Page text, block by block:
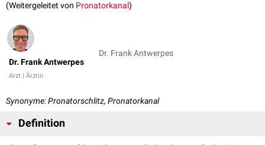
(Weitergeleitet von Pronatorkanal)
Dr. Frank Antwerpes
Arzt | Ärztin
Dr. Frank Antwerpes
Synonyme: Pronatorschlitz, Pronatorkanal
Definition